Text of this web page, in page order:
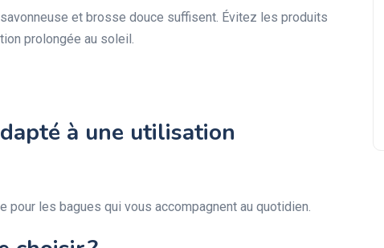
et brosse douce suffisent. Évitez les produits
prolongée au soleil.
à une utilisation
les bagues qui vous accompagnent au quotidien.
Les Pierres de Protection et de